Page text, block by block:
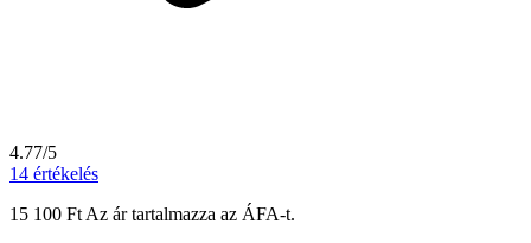
4.77/5
14 értékelés
15 100 Ft Az ár tartalmazza az ÁFA-t.